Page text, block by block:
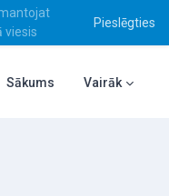
viesis
Pieslēgties
Sākums Vairāk